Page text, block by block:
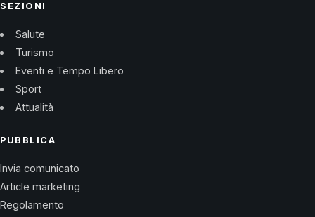
SEZIONI
Salute
Turismo
Eventi e Tempo Libero
Sport
Attualità
PUBBLICA
Invia comunicato
Article marketing
Regolamento